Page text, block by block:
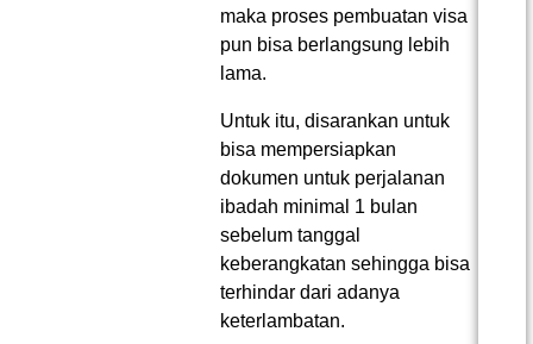
maka proses pembuatan visa
pun bisa berlangsung lebih
lama.
Untuk itu, disarankan untuk
bisa mempersiapkan
dokumen untuk perjalanan
ibadah minimal 1 bulan
sebelum tanggal
keberangkatan sehingga bisa
terhindar dari adanya
keterlambatan.